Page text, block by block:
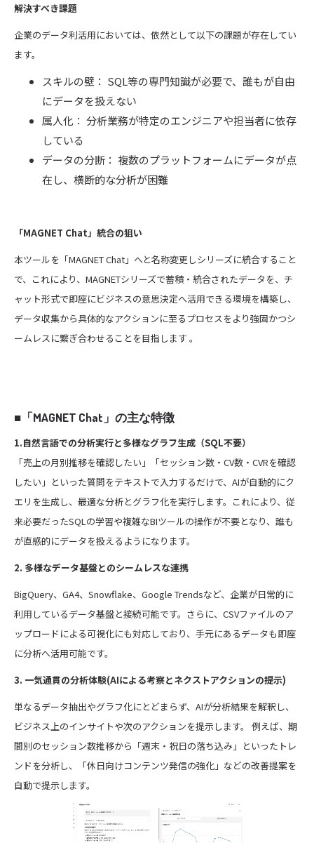
解決すべき課題
企業のデータ利活用においては、依然として以下の課題が存在してい
ます。
スキルの壁： SQL等の専門知識が必要で、誰もが自由
にデータを扱えない
属人化： 分析業務が特定のエンジニアや担当者に依存
している
データの分断： 複数のプラットフォームにデータが点
在し、横断的な分析が困難
「MAGNET Chat」統合の狙い
本ツールを「MAGNET Chat」へと名称変更しシリーズに統合すること
で、これにより、MAGNETシリーズで蓄積・統合されたデータを、チ
ャット形式で即座にビジネスの意思決定へ活用できる環境を構築し、
データ収集から具体的なアクションに至るプロセスをより強固かつシ
ームレスに繋ぎ合わせることを目指します 。
■「MAGNET Chat」の主な特徴
1.自然言語での分析実行と多様なグラフ生成（SQL不要）
「売上の月別推移を確認したい」「セッション数・CV数・CVRを確認
したい」といった質問をテキストで入力するだけで、AIが自動的にク
エリを生成し、最適な分析とグラフ化を実行します。これにより、従
来必要だったSQLの学習や複雑なBIツールの操作が不要となり、誰も
が直感的にデータを扱えるようになります。
2. 多様なデータ基盤とのシームレスな連携
BigQuery、GA4、Snowflake、Google Trendsなど、企業が日常的に
利用しているデータ基盤と接続可能です。さらに、CSVファイルのア
ップロードによる可視化にも対応しており、手元にあるデータも即座
に分析へ活用可能です。
3. 一気通貫の分析体験(AIによる考察とネクストアクションの提示)
単なるデータ抽出やグラフ化にとどまらず、AIが分析結果を解釈し、
ビジネス上のインサイトや次のアクションを提示します。 例えば、期
間別のセッション数推移から「週末・祝日の落ち込み」といったトレ
ンドを分析し、「休日向けコンテンツ発信の強化」などの改善提案を
自動で提示します。